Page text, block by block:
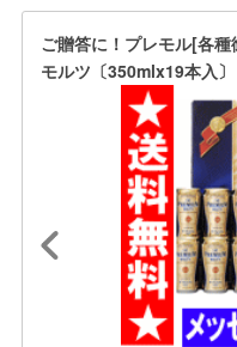
ご贈答に！プレモル[各
モルツ〔350mlx19本入〕